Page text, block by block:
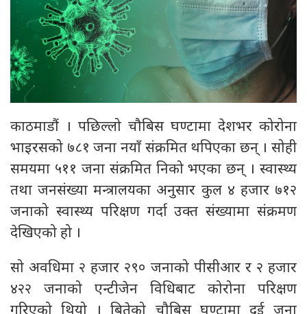
काठमाडौं । पछिल्लो चौबिस घण्टामा देशभर कोरोना
भाइरसको ७८१ जना नयाँ संक्रमित थपिएका छन् । सोही
समयमा ५११ जना संक्रमित निको भएका छन् । स्वास्थ्य
तथा जनसंख्या मन्त्रालयका अनुसार कुल ४ हजार ७१२
जनाको स्वास्थ्य परिक्षण गर्दा उक्त संख्यामा संक्रमण
देखिएको हो ।
सो अवधिमा २ हजार २९० जनाको पीसीआर र २ हजार
४२२ जनाको एन्टीजेन विधिबाट कोरोना परिक्षण